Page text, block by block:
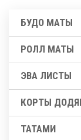
БУДО МАТЫ
РОЛЛ МАТЫ
ЭВА ЛИСТЫ
КОРТЫ
ТАТАМИ